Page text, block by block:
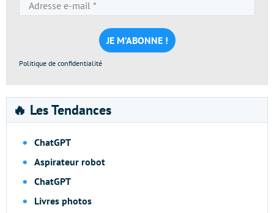
e-
mail
*
Politique de confidentialité
🔥 Les Tendances
ChatGPT
Aspirateur robot
ChatGPT
Livres photos